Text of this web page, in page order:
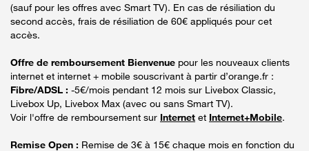
(sauf pour les offres avec Smart TV). En cas de résiliation du
second accès, frais de résiliation de 60€ appliqués pour cet
accès.
Offre de remboursement Bienvenue pour les nouveaux clients
internet et internet + mobile souscrivant à partir d’orange.fr :
Fibre/ADSL : -5€/mois pendant 12 mois sur Livebox Classic,
Livebox Up, Livebox Max (avec ou sans Smart TV).
Voir l'offre de remboursement sur Internet et Internet+Mobile.
Remise Open : Remise de 3€ à 15€ chaque mois en fonction du